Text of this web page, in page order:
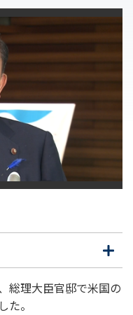
開
く
閉
じ
る
総理大臣官邸で米国の
。